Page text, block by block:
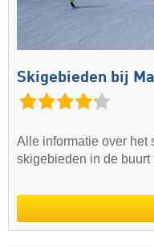
Skigebieden bij
Alle informatie over het
skigebieden in de buurt